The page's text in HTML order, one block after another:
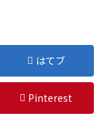
はてブ
Pinterest